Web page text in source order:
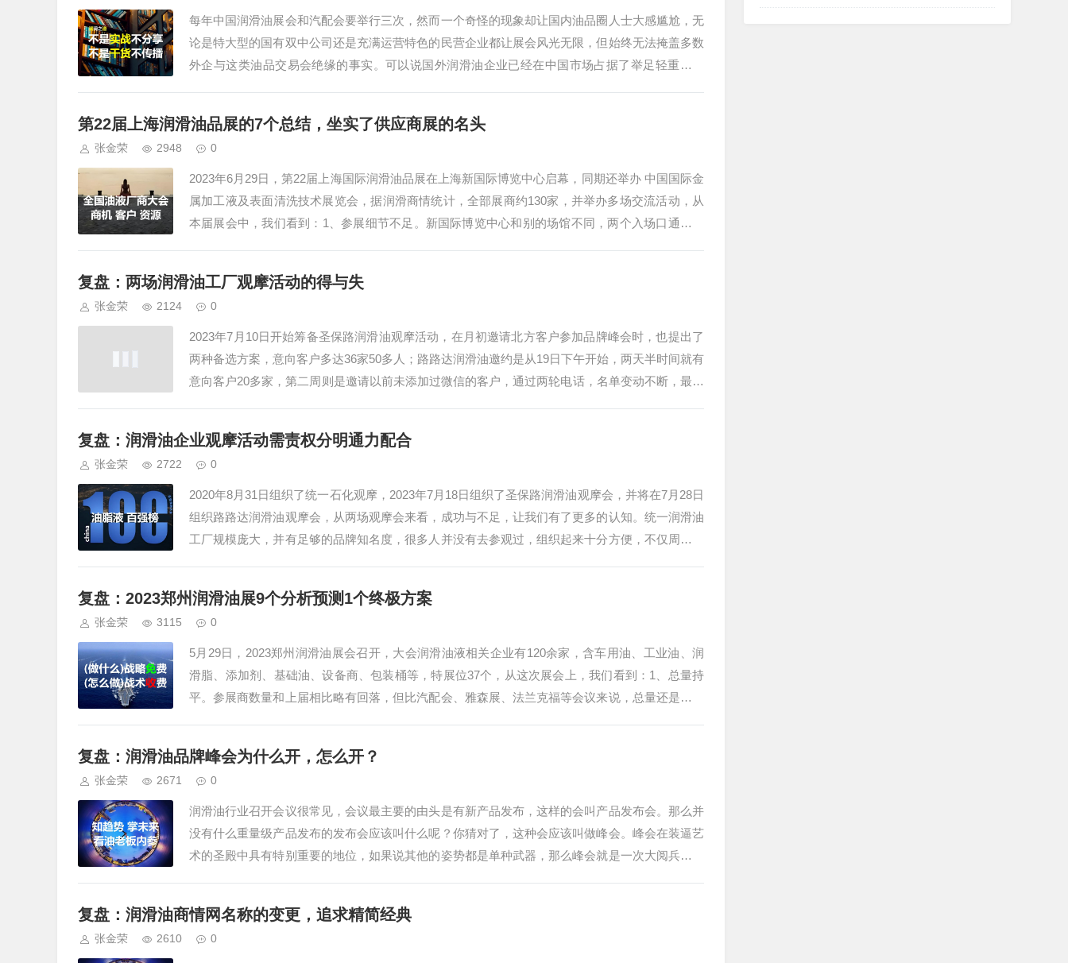
每年中国润滑油展会和汽配会要举行三次，然而一个奇怪的现象却让国内油品圈人士大感尴尬，无
论是特大型的国有双中公司还是充满运营特色的民营企业都让展会风光无限，但始终无法掩盖多数
外企与这类油品交易会绝缘的事实。可以说国外润滑油企业已经在中国市场占据了举足轻重的地
第22届上海润滑油品展的7个总结，坐实了供应商展的名头
张金荣 2948 0
2023年6月29日，第22届上海国际润滑油品展在上海新国际博览中心启幕，同期还举办 中国国际金
属加工液及表面清洗技术展览会，据润滑商情统计，全部展商约130家，并举办多场交流活动，从
本届展会中，我们看到：1、参展细节不足。新国际博览中心和别的场馆不同，两个入场口通往特
复盘：两场润滑油工厂观摩活动的得与失
张金荣 2124 0
2023年7月10日开始筹备圣保路润滑油观摩活动，在月初邀请北方客户参加品牌峰会时，也提出了
两种备选方案，意向客户多达36家50多人；路路达润滑油邀约是从19日下午开始，两天半时间就有
意向客户20多家，第二周则是邀请以前未添加过微信的客户，通过两轮电话，名单变动不断，最终
复盘：润滑油企业观摩活动需责权分明通力配合
张金荣 2722 0
2020年8月31日组织了统一石化观摩，2023年7月18日组织了圣保路润滑油观摩会，并将在7月28日
组织路路达润滑油观摩会，从两场观摩会来看，成功与不足，让我们有了更多的认知。统一润滑油
工厂规模庞大，并有足够的品牌知名度，很多人并没有去参观过，组织起来十分方便，不仅周边的
复盘：2023郑州润滑油展9个分析预测1个终极方案
张金荣 3115 0
5月29日，2023郑州润滑油展会召开，大会润滑油液相关企业有120余家，含车用油、工业油、润
滑脂、添加剂、基础油、设备商、包装桶等，特展位37个，从这次展会上，我们看到：1、总量持
平。参展商数量和上届相比略有回落，但比汽配会、雅森展、法兰克福等会议来说，总量还是远远
复盘：润滑油品牌峰会为什么开，怎么开？
张金荣 2671 0
润滑油行业召开会议很常见，会议最主要的由头是有新产品发布，这样的会叫产品发布会。那么并
没有什么重量级产品发布的发布会应该叫什么呢？你猜对了，这种会应该叫做峰会。峰会在装逼艺
术的圣殿中具有特别重要的地位，如果说其他的姿势都是单种武器，那么峰会就是一次大阅兵。因
复盘：润滑油商情网名称的变更，追求精简经典
张金荣 2610 0